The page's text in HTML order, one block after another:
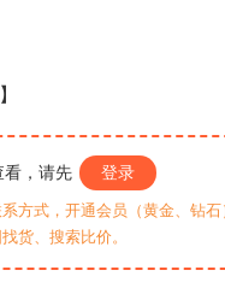
看，请先 登录
方式，开通会员（黄金、钻
货、搜索比价。